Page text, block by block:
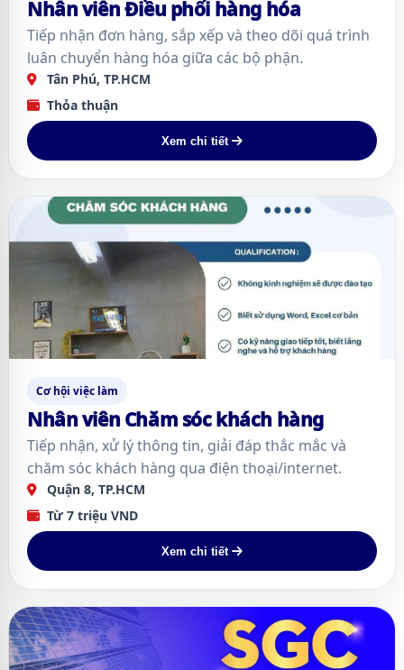
Nhân viên Điều phối hàng hóa
Tiếp nhận đơn hàng, sắp xếp và theo dõi quá trình
luân chuyển hàng hóa giữa các bộ phận.
Tân Phú, TP.HCM
Thỏa thuận
Xem chi tiết
Cơ hội việc làm
Nhân viên Chăm sóc khách hàng
Tiếp nhận, xử lý thông tin, giải đáp thắc mắc và
chăm sóc khách hàng qua điện thoại/internet.
Quận 8, TP.HCM
Từ 7 triệu VND
Xem chi tiết